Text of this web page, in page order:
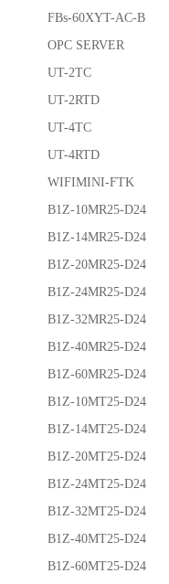
FBs-60XYT-AC-B
OPC SERVER
UT-2TC
UT-2RTD
UT-4TC
UT-4RTD
WIFIMINI-FTK
B1Z-10MR25-D24
B1Z-14MR25-D24
B1Z-20MR25-D24
B1Z-24MR25-D24
B1Z-32MR25-D24
B1Z-40MR25-D24
B1Z-60MR25-D24
B1Z-10MT25-D24
B1Z-14MT25-D24
B1Z-20MT25-D24
B1Z-24MT25-D24
B1Z-32MT25-D24
B1Z-40MT25-D24
B1Z-60MT25-D24